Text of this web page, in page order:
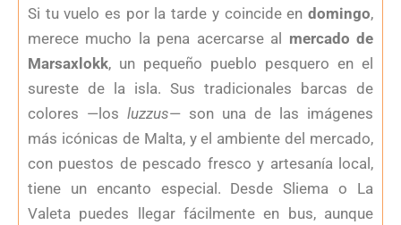
Si tu vuelo es por la tarde y coincide en domingo,
merece mucho la pena acercarse al mercado de
Marsaxlokk, un pequeño pueblo pesquero en el
sureste de la isla. Sus tradicionales barcas de
colores —los luzzus— son una de las imágenes
más icónicas de Malta, y el ambiente del mercado,
con puestos de pescado fresco y artesanía local,
tiene un encanto especial. Desde Sliema o La
Valeta puedes llegar fácilmente en bus, aunque